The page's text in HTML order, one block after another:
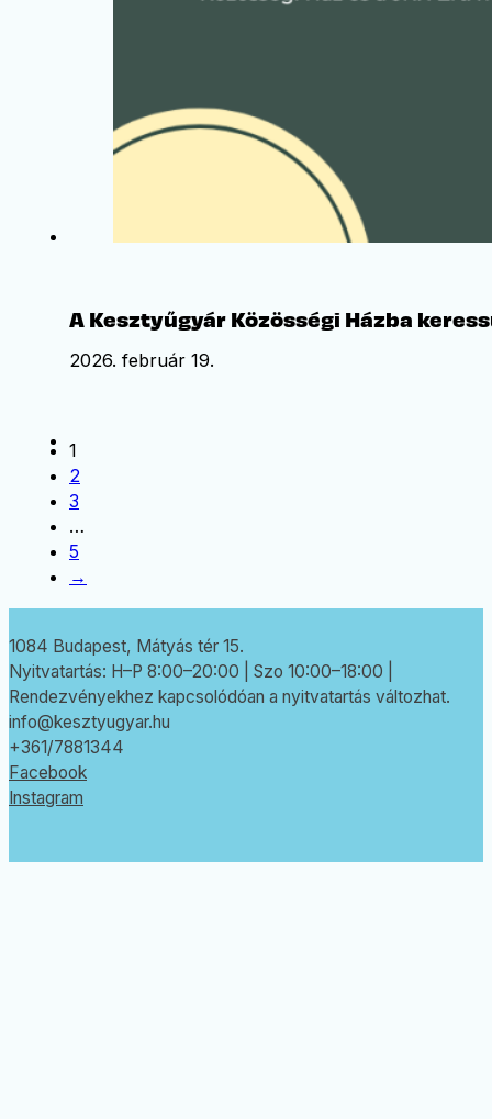
A Kesztyűgyár Közösségi Házba
2026. február 19.
1
2
3
…
5
→
1084 Budapest, Mátyás tér 15.
Nyitvatartás: H–P 8:00–20:00 | Szo 10:00–18:00 |
Rendezvényekhez kapcsolódóan a nyitvatartás változhat.
info@kesztyugyar.hu
+361/7881344
Facebook
Instagram